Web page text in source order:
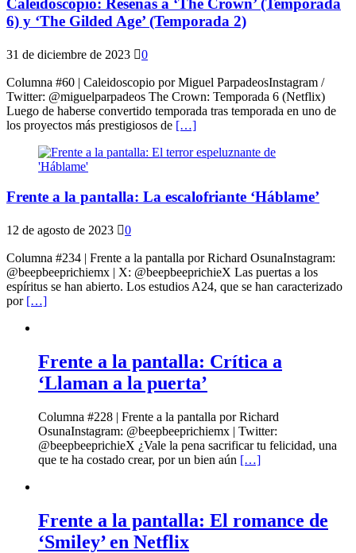
Caleidoscopio: Reseñas a ‘The Crown’ (Temporada
6) y ‘The Gilded Age’ (Temporada 2)
31 de diciembre de 2023 0
Columna #60 | Caleidoscopio por Miguel ParpadeosInstagram /
Twitter: @miguelparpadeos The Crown: Temporada 6 (Netflix)
Luego de haberse convertido temporada tras temporada en uno de
los proyectos más prestigiosos de […]
Frente a la pantalla: La escalofriante ‘Háblame’
12 de agosto de 2023 0
Columna #234 | Frente a la pantalla por Richard OsunaInstagram:
@beepbeeprichiemx | X: @beepbeeprichieX Las puertas a los
espíritus se han abierto. Los estudios A24, que se han caracterizado
por […]
Frente a la pantalla: Crítica a
‘Llaman a la puerta’
Columna #228 | Frente a la pantalla por Richard
OsunaInstagram: @beepbeeprichiemx | Twitter:
@beepbeeprichieX ¿Vale la pena sacrificar tu felicidad, una
que te ha costado crear, por un bien aún […]
Frente a la pantalla: El romance de
‘Smiley’ en Netflix